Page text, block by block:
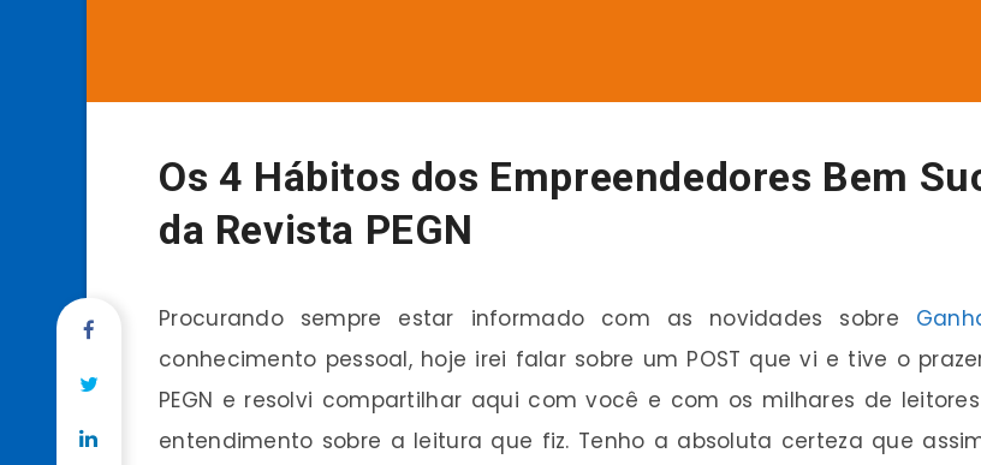
Os 4 Hábitos dos Empreendedores Bem
da Revista PEGN
Procurando sempre estar informado com as novidades sobre
conhecimento pessoal, hoje irei falar sobre um POST que vi e tive o
PEGN e resolvi compartilhar aqui com você e com os milhares de
entendimento sobre a leitura que fiz. Tenho a absoluta certeza que